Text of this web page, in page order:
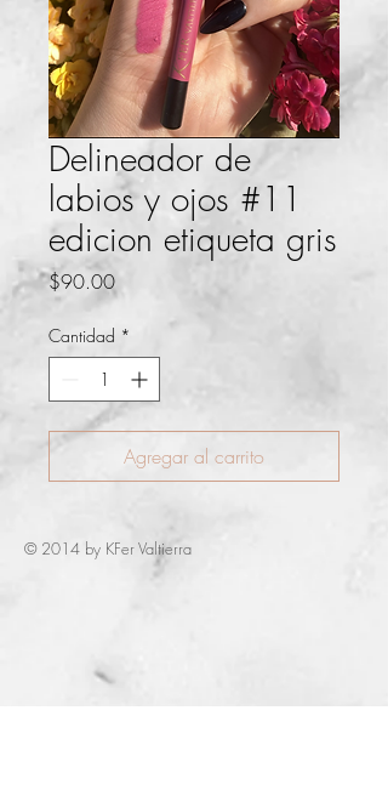
Delineador de
labios y ojos #11
edicion etiqueta gris
$90.00Precio
Cantidad *
Agregar al carrito
© 2014 by KFer Valtierra